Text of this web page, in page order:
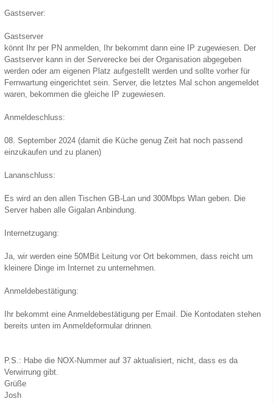
Gastserver:
Gastserver
könnt Ihr per PN anmelden, Ihr bekommt dann eine IP zugewiesen. Der
Gastserver kann in der Serverecke bei der Organisation abgegeben
werden oder am eigenen Platz aufgestellt werden und sollte vorher für
Fernwartung eingerichtet sein. Server, die letztes Mal schon angemeldet
waren, bekommen die gleiche IP zugewiesen.
Anmeldeschluss:
08. September 2024 (damit die Küche genug Zeit hat noch passend
einzukaufen und zu planen)
Lananschluss:
Es wird an den allen Tischen GB-Lan und 300Mbps Wlan geben. Die
Server haben alle Gigalan Anbindung.
Internetzugang:
Ja, wir werden eine 50MBit Leitung vor Ort bekommen, dass reicht um
kleinere Dinge im Internet zu unternehmen.
Anmeldebestätigung:
Ihr bekommt eine Anmeldebestätigung per Email. Die Kontodaten stehen
bereits unten im Anmeldeformular drinnen.
P.S.: Habe die NOX-Nummer auf 37 aktualisiert, nicht, dass es da
Verwirrung gibt.
Grüße
Josh